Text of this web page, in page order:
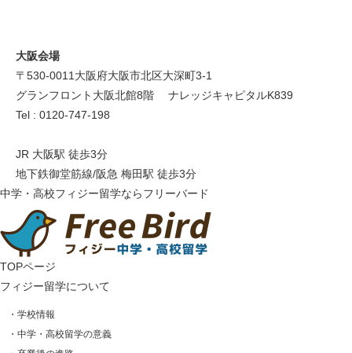
大阪会場
〒530-0011 大阪府大阪市北区大深町3-1
グランフロント大阪北館8階 ナレッジキャピタルK839
Tel : 0120-747-198
JR 大阪駅 徒歩3分
地下鉄御堂筋線/阪急 梅田駅 徒歩3分
中学・高校フィジー留学ならフリーバード
TOPページ
フィジー留学について
・学校情報
・中学・高校留学の意義